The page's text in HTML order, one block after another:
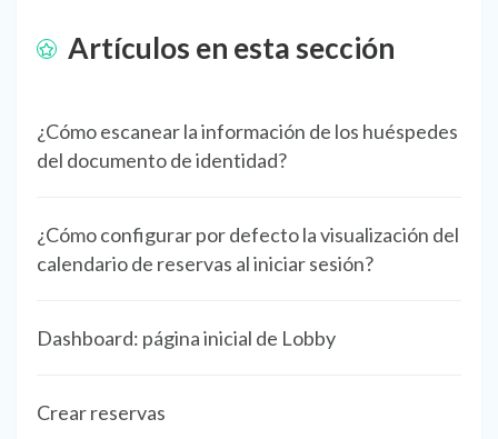
Artículos en esta sección
¿Cómo escanear la información de los huéspedes
del documento de identidad?
¿Cómo configurar por defecto la visualización del
calendario de reservas al iniciar sesión?
Dashboard: página inicial de Lobby
Crear reservas